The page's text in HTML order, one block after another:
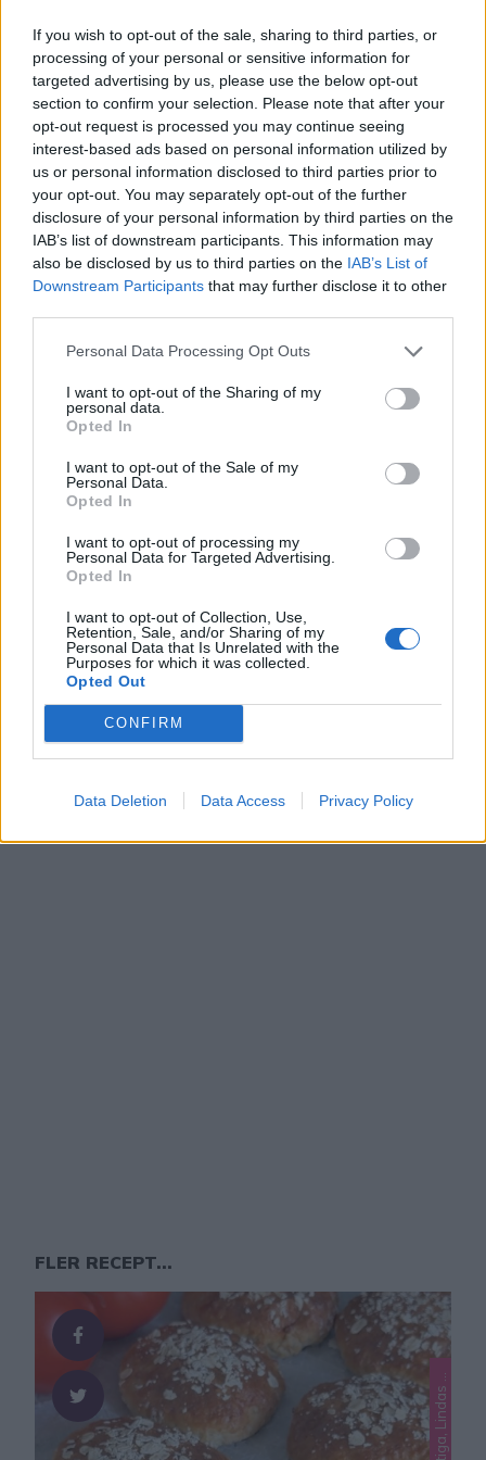
If you wish to opt-out of the sale, sharing to third parties, or
processing of your personal or sensitive information for
targeted advertising by us, please use the below opt-out
section to confirm your selection. Please note that after your
opt-out request is processed you may continue seeing
interest-based ads based on personal information utilized by
us or personal information disclosed to third parties prior to
your opt-out. You may separately opt-out of the further
disclosure of your personal information by third parties on the
IAB’s list of downstream participants. This information may
also be disclosed by us to third parties on the IAB’s List of
Downstream Participants that may further disclose it to other
Personal Data Processing Opt Outs
I want to opt-out of the Sharing of my
personal data.
Opted In
I want to opt-out of the Sale of my
Personal Data.
Opted In
I want to opt-out of processing my
Personal Data for Targeted Advertising.
Opted In
I want to opt-out of Collection, Use,
Retention, Sale, and/or Sharing of my
Personal Data that Is Unrelated with the
Purposes for which it was collected.
Opted Out
CONFIRM
Data Deletion Data Access Privacy Policy
CHOKLAD-SEMIFREDDO
FLER RECEPT...
L
n
t